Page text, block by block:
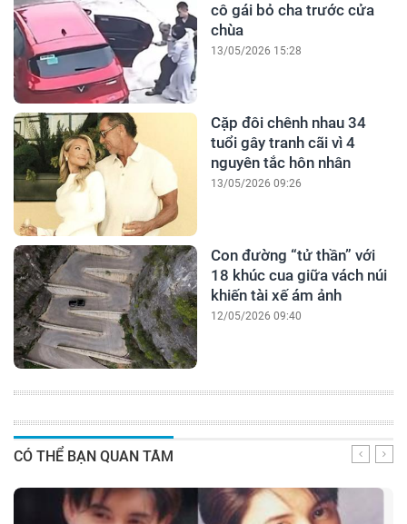
cô gái bỏ cha trước cửa
chùa
13/05/2026 15:28
Cặp đôi chênh nhau 34
tuổi gây tranh cãi vì 4
nguyên tắc hôn nhân
13/05/2026 09:26
Con đường “tử thần” với
18 khúc cua giữa vách núi
khiến tài xế ám ảnh
12/05/2026 09:40
CÓ THỂ BẠN QUAN TÂM